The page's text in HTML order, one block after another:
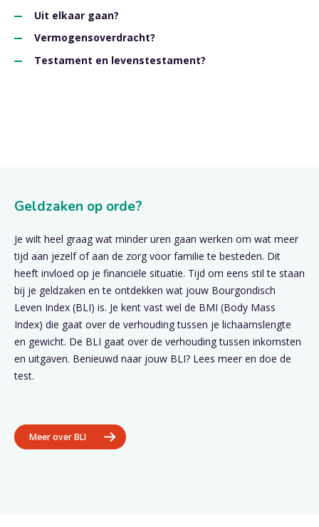
Uit elkaar gaan?
Vermogensoverdracht?
Testament en levenstestament?
Geldzaken op orde?
Je wilt heel graag wat minder uren gaan werken om wat meer
tijd aan jezelf of aan de zorg voor familie te besteden. Dit
heeft invloed op je financiële situatie. Tijd om eens stil te staan
bij je geldzaken en te ontdekken wat jouw Bourgondisch
Leven Index (BLI) is. Je kent vast wel de BMI (Body Mass
Index) die gaat over de verhouding tussen je lichaamslengte
en gewicht. De BLI gaat over de verhouding tussen inkomsten
en uitgaven. Benieuwd naar jouw BLI? Lees meer en doe de
test.
Meer over BLI